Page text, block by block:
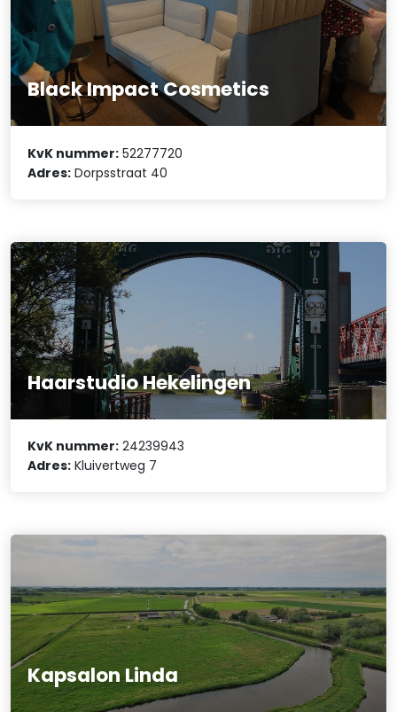
Black Impact Cosmetics
KvK nummer: 52277720
Adres: Dorpsstraat 40
Haarstudio Hekelingen
KvK nummer: 24239943
Adres: Kluivertweg 7
Kapsalon Linda